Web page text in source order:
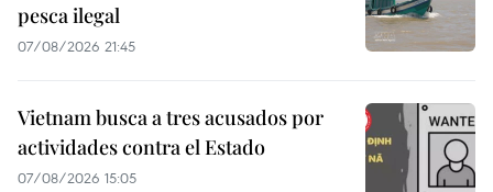
pesca ilegal
07/08/2026 21:45
Vietnam busca a tres acusados por
actividades contra el Estado
07/08/2026 15:05